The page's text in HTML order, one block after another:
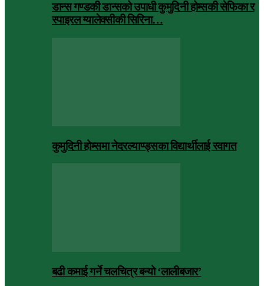
डान्स गण्डकी डान्सको उपाधी कुमुदिनी होम्सकी सेफिका र
स्पाइरल ग्यालेक्सीकी सिरिना…
कुमुदिनी होम्समा नेदरल्याण्ड्सका विद्यार्थीलाई स्वागत
बढी कमाई गर्ने चलचित्र बन्यो ‘लालीबजार’